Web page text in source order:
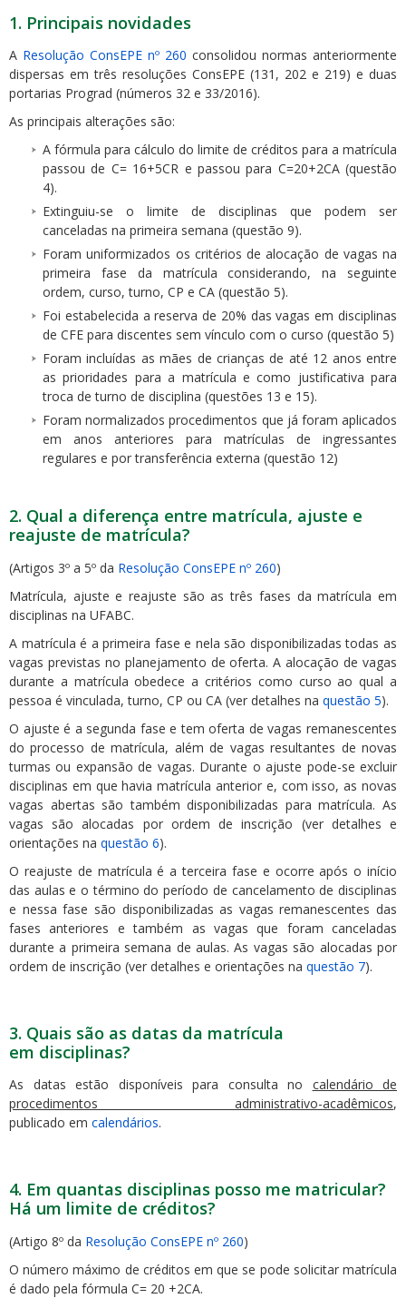
1. Principais novidades
A Resolução ConsEPE nº 260 consolidou normas anteriormente
dispersas em três resoluções ConsEPE (131, 202 e 219) e duas
portarias Prograd (números 32 e 33/2016).
As principais alterações são:
A fórmula para cálculo do limite de créditos para a matrícula
passou de C= 16+5CR e passou para C=20+2CA (questão
4).
Extinguiu-se o limite de disciplinas que podem ser
canceladas na primeira semana (questão 9).
Foram uniformizados os critérios de alocação de vagas na
primeira fase da matrícula considerando, na seguinte
ordem, curso, turno, CP e CA (questão 5).
Foi estabelecida a reserva de 20% das vagas em disciplinas
de CFE para discentes sem vínculo com o curso (questão 5)
Foram incluídas as mães de crianças de até 12 anos entre
as prioridades para a matrícula e como justificativa para
troca de turno de disciplina (questões 13 e 15).
Foram normalizados procedimentos que já foram aplicados
em anos anteriores para matrículas de ingressantes
regulares e por transferência externa (questão 12)
2. Qual a diferença entre matrícula, ajuste e
reajuste de matrícula?
(Artigos 3º a 5º da Resolução ConsEPE nº 260)
Matrícula, ajuste e reajuste são as três fases da matrícula em
disciplinas na UFABC.
A matrícula é a primeira fase e nela são disponibilizadas todas as
vagas previstas no planejamento de oferta. A alocação de vagas
durante a matrícula obedece a critérios como curso ao qual a
pessoa é vinculada, turno, CP ou CA (ver detalhes na questão 5).
O ajuste é a segunda fase e tem oferta de vagas remanescentes
do processo de matrícula, além de vagas resultantes de novas
turmas ou expansão de vagas. Durante o ajuste pode-se excluir
disciplinas em que havia matrícula anterior e, com isso, as novas
vagas abertas são também disponibilizadas para matrícula. As
vagas são alocadas por ordem de inscrição (ver detalhes e
orientações na questão 6).
O reajuste de matrícula é a terceira fase e ocorre após o início
das aulas e o término do período de cancelamento de disciplinas
e nessa fase são disponibilizadas as vagas remanescentes das
fases anteriores e também as vagas que foram canceladas
durante a primeira semana de aulas. As vagas são alocadas por
ordem de inscrição (ver detalhes e orientações na questão 7).
3. Quais são as datas da matrícula
em disciplinas?
As datas estão disponíveis para consulta no calendário de
procedimentos administrativo-acadêmicos,
publicado em calendários.
4. Em quantas disciplinas posso me matricular?
Há um limite de créditos?
(Artigo 8º da Resolução ConsEPE nº 260)
O número máximo de créditos em que se pode solicitar matrícula
é dado pela fórmula C= 20 +2CA.